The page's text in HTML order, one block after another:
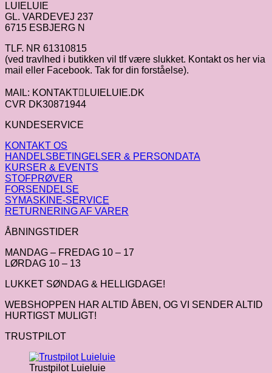
LUIELUIE
GL. VARDEVEJ 237
6715 ESBJERG N
TLF. NR 61310815
(ved travlhed i butikken vil tlf være slukket. Kontakt os her via
mail eller Facebook. Tak for din forståelse).
MAIL: KONTAKTLUIELUIE.DK
CVR DK30871944
KUNDESERVICE
KONTAKT OS
HANDELSBETINGELSER & PERSONDATA
KURSER & EVENTS
STOFPRØVER
FORSENDELSE
SYMASKINE-SERVICE
RETURNERING AF VARER
ÅBNINGSTIDER
MANDAG – FREDAG 10 – 17
LØRDAG 10 – 13
LUKKET SØNDAG & HELLIGDAGE!
WEBSHOPPEN HAR ALTID ÅBEN, OG VI SENDER ALTID
HURTIGST MULIGT!
TRUSTPILOT
Trustpilot Luieluie